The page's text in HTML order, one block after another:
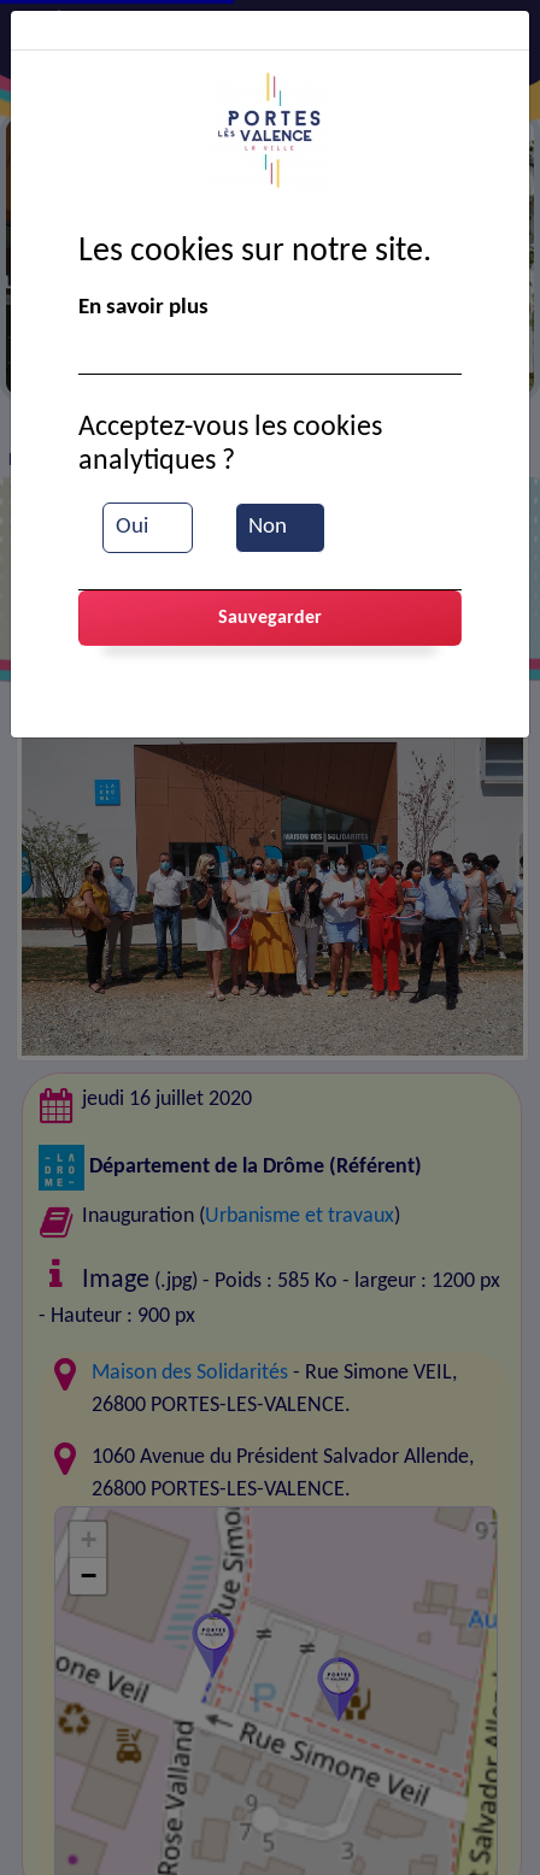
> VIE MUNICIPALE > Ressources documentaires
Inauguration de la maison des solidarités
Inauguration de la maison des
solidarités
jeudi 16 juillet 2020
Département de la Drôme (Référent)
Inauguration (Urbanisme et travaux)
Image (.jpg) - Poids : 585 Ko - largeur : 1200 px
- Hauteur : 900 px
Maison des Solidarités - Rue Simone VEIL,
26800 PORTES-LES-VALENCE.
1060 Avenue du Président Salvador Allende,
26800 PORTES-LES-VALENCE.
+
−
Les cookies sur notre site.
En savoir plus
Oui Non
Acceptez-vous les cookies
analytiques ?
Sauvegarder